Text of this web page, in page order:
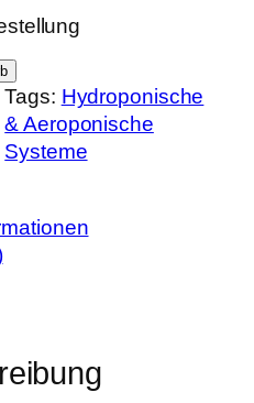
Tags: Hydroponische
& Aeroponische
Systeme